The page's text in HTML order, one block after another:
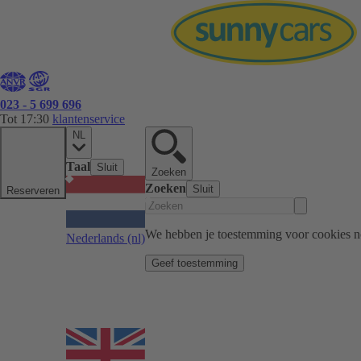
023 - 5 699 696
Tot 17:30 klantenservice
Reserveren
NL
Taal Sluit
Nederlands (nl)
Zoeken
Zoeken Sluit
We hebben je toestemming voor cookies
Geef toestemming